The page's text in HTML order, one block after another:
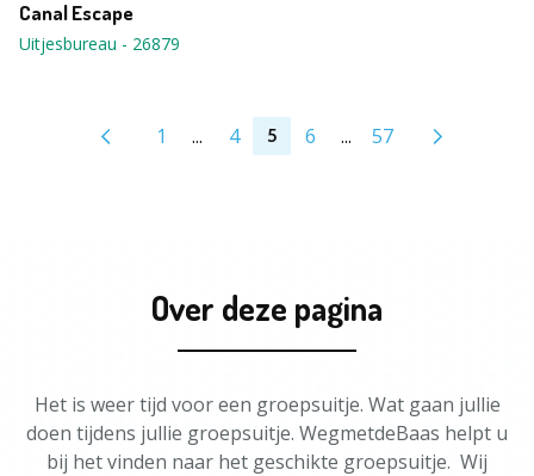
Canal Escape
Uitjesbureau - 26879
1 ... 4 5 6 ... 57
Over deze pagina
Het is weer tijd voor een groepsuitje. Wat gaan jullie
doen tijdens jullie groepsuitje. WegmetdeBaas helpt u
bij het vinden naar het geschikte groepsuitje. Wij